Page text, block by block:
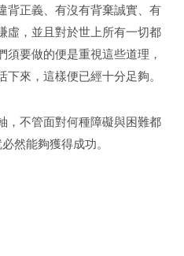
背正義、有沒有背棄誠實、有
虛，並且對於世上所有一切都
要做的便是重視這些道理，
來，這樣便已經十分足夠。
，不管面對何種障礙與困難都
然能夠獲得成功。